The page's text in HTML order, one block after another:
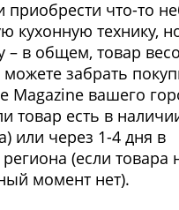
приобрести что-то
кухонную технику,
– в общем, товар
забрать
Magazine вашего
товар есть в
или через 1-4 дня в
(если товара
момент нет).